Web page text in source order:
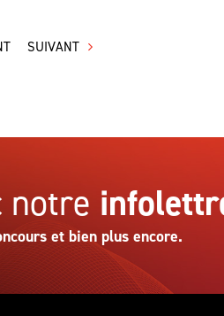
SUIVANT
notre
et bien plus encore.